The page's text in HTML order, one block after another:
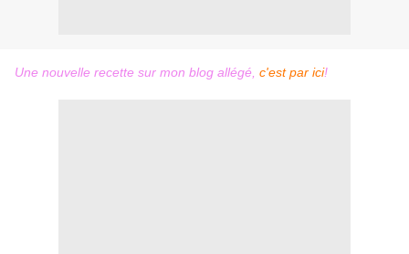
​Une nouvelle recette sur mon blog allégé, c'est par ici!